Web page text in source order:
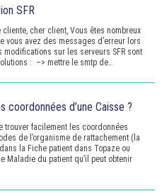
SFR
cher client, Vous êtes nombreux
vous avez des messages d’erreur lors
modifications sur les serveurs SFR sont
: –> mettre le smtp de…
d’une Caisse ?
trouver facilement les coordonnées
de l’organisme de rattachement (la
la Fiche patient dans Topaze ou
Maladie du patient qu’il peut obtenir